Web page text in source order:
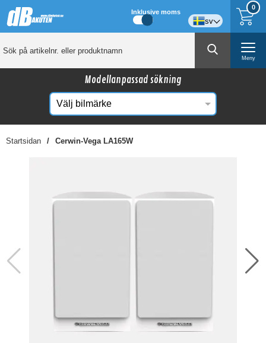
0
Inklusive moms
sv
Meny
Modellanpassad sökning
Startsidan Cerwin-Vega LA165W
dig?